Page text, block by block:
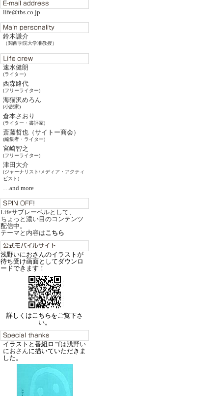
life@tbs.co.jp
鈴木謙介
（関西学院大学准教授）
速水健朗
(ライター)
西森路代
(フリーライター)
海猫沢めろん
(小説家)
倉本さおり
(ライター・書評家)
斎藤哲也（サイトー商会）
(編集者・ライター)
宮崎智之
(フリーライター)
津田大介
(ジャーナリスト/メディア・アクティ
ビスト)
…and more
Lifeサブレーベルとして、
ちょっと濃い目のコンテンツ
配信中。
テーマと内容はこちら
浅野いにおさんのイラストが
待ち受け画面としてダウンロ
ードできます！
詳しくはこちらをご覧下さ
い。
イラストと番組ロゴは浅野い
におさんに描いていただきま
した。